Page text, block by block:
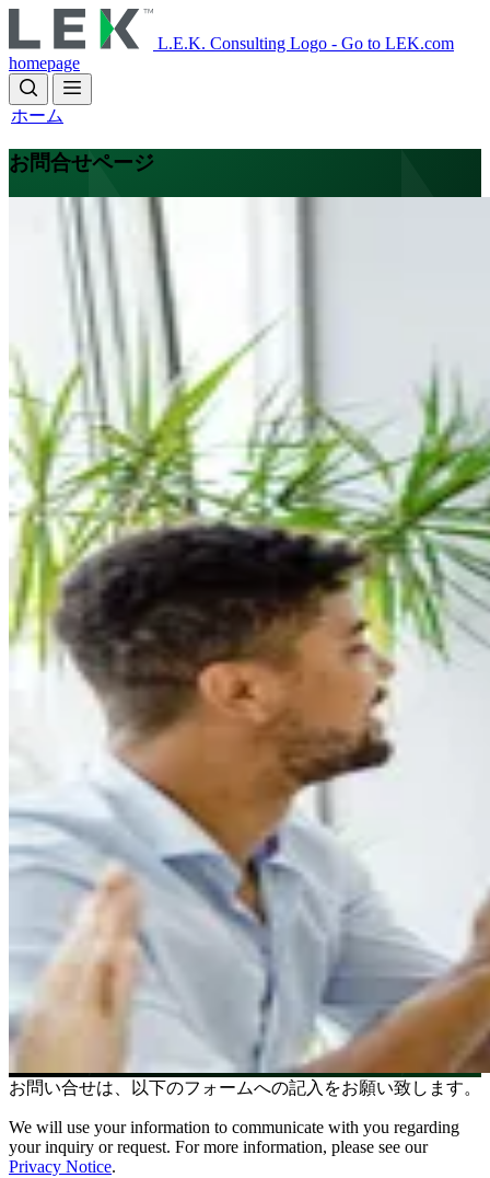
to
main
content
L.E.K. Consulting Logo - Go to LEK.com
homepage
ホーム
お問合せページ
お問い合せは、以下のフォームへの記入をお願い致します。
We will use your information to communicate with you regarding
your inquiry or request. For more information, please see our
Privacy Notice.